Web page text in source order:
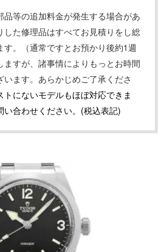
品等の追加料金が発生する場合があ
した修理品はすべてお見積りをし総
。（通常ですとお預かり後約1週
ますが、諸事情によりもっとお時間
ます。あらかじめご了承くださ
トにないモデルもほぼ対応できま
い合わせください。(税込表記)